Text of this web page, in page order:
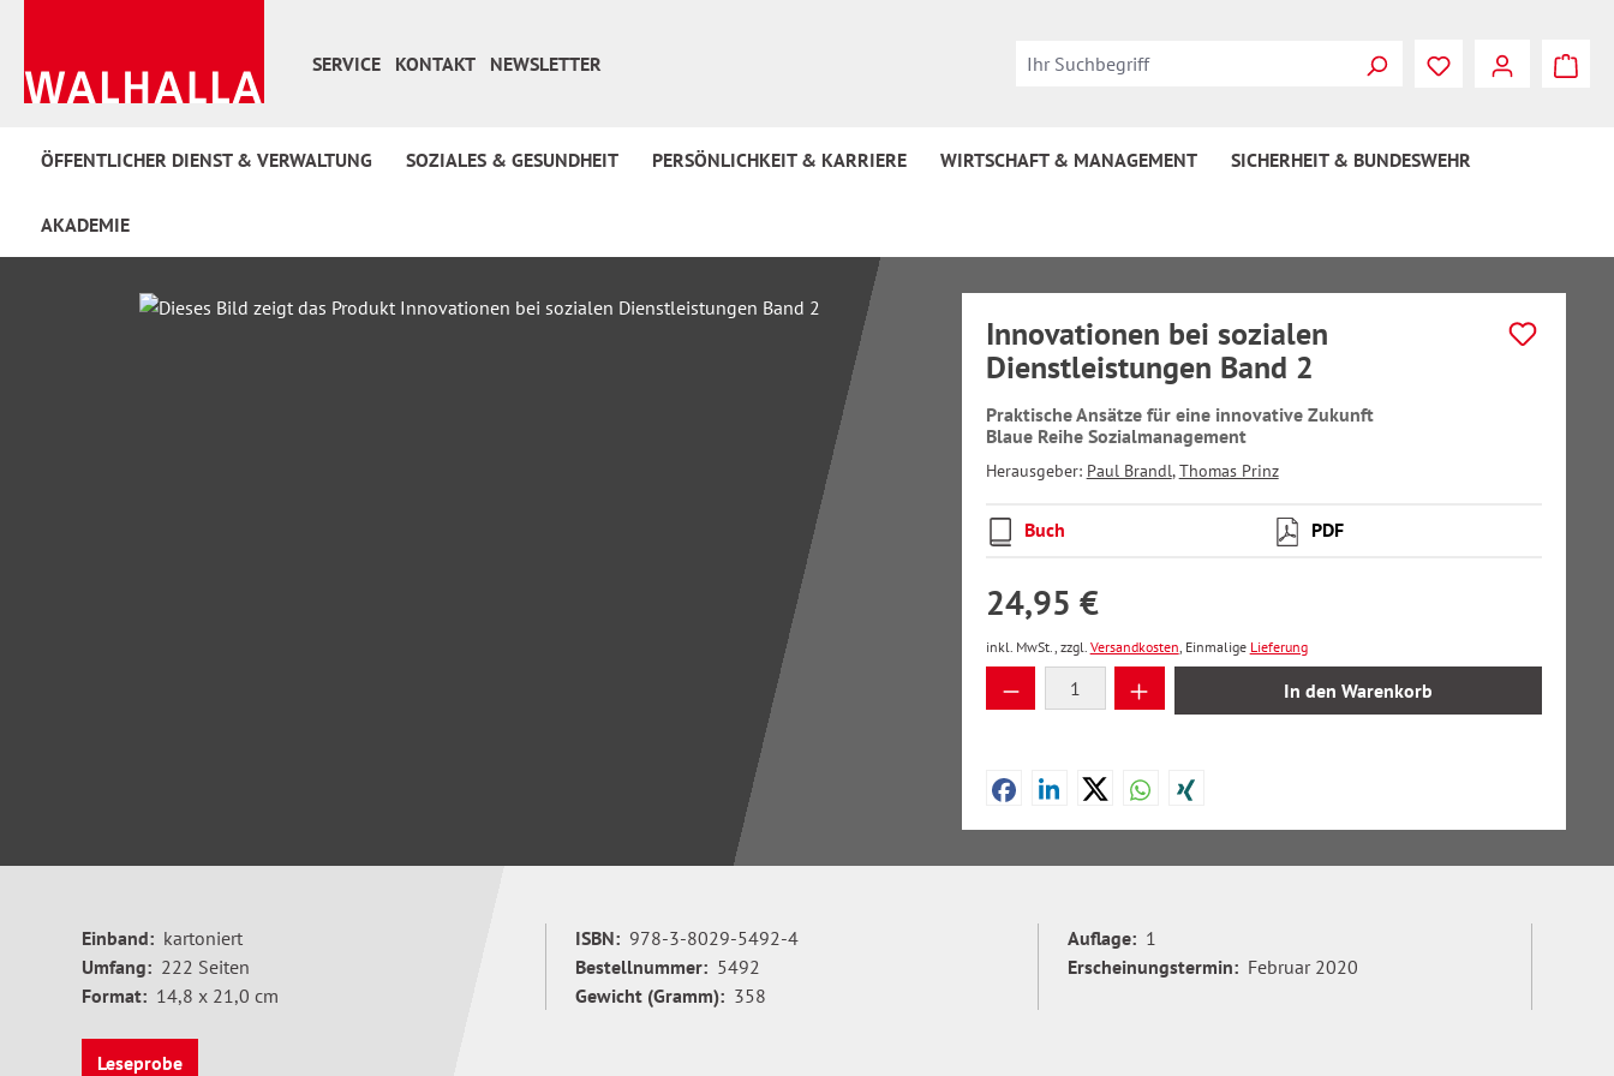
SERVICE
KONTAKT NEWSLETTER
ÖFFENTLICHER DIENST & VERWALTUNG SOZIALES & GESUNDHEIT PERSÖNLICHKEIT & KARRIERE WIRTSCHAFT & MANAGEMENT SICHERHEIT & BUNDESWEHR
AKADEMIE
Bildergalerie überspringen
Innovationen bei sozialen
Dienstleistungen Band 2
Praktische Ansätze für eine innovative Zukunft
Blaue Reihe Sozialmanagement
Herausgeber: Paul Brandl,Thomas Prinz
Buch PDF
24,95 €
inkl. MwSt., zzgl. Versandkosten, Einmalige Lieferung
Produkt Anzahl: Gib den gewünschten Wert ein
In den Warenkorb
Einband: kartoniert
Umfang: 222 Seiten
Format: 14,8 x 21,0 cm
ISBN: 978-3-8029-5492-4
Bestellnummer: 5492
Gewicht (Gramm): 358
Auflage: 1
Erscheinungstermin: Februar 2020
Leseprobe